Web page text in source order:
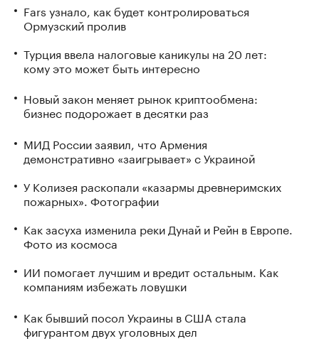
Fars узнало, как будет контролироваться
Ормузский пролив
Турция ввела налоговые каникулы на 20 лет:
кому это может быть интересно
Новый закон меняет рынок криптообмена:
бизнес подорожает в десятки раз
МИД России заявил, что Армения
демонстративно «заигрывает» с Украиной
У Колизея раскопали «казармы древнеримских
пожарных». Фотографии
Как засуха изменила реки Дунай и Рейн в Европе.
Фото из космоса
ИИ помогает лучшим и вредит остальным. Как
компаниям избежать ловушки
Как бывший посол Украины в США стала
фигурантом двух уголовных дел